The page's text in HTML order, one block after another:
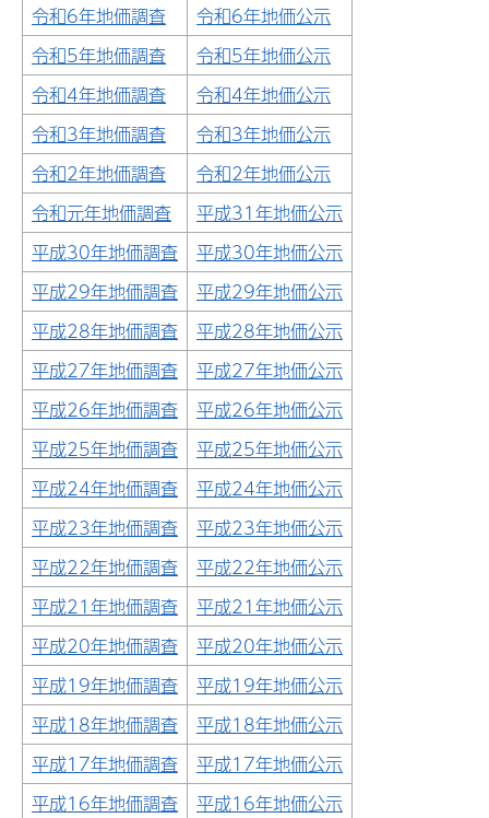
令和6年地価調査
令和6年地価公示
令和5年地価調査
令和5年地価公示
令和4年地価調査
令和4年地価公示
令和3年地価調査
令和3年地価公示
令和2年地価調査
令和2年地価公示
令和元年地価調査
平成31年地価公示
平成30年地価調査
平成30年地価公示
平成29年地価調査
平成29年地価公示
平成28年地価調査
平成28年地価公示
平成27年地価調査
平成27年地価公示
平成26年地価調査
平成26年地価公示
平成25年地価調査
平成25年地価公示
平成24年地価調査
平成24年地価公示
平成23年地価調査
平成23年地価公示
平成22年地価調査
平成22年地価公示
平成21年地価調査
平成21年地価公示
平成20年地価調査
平成20年地価公示
平成19年地価調査
平成19年地価公示
平成18年地価調査
平成18年地価公示
平成17年地価調査
平成17年地価公示
平成16年地価調査
平成16年地価公示